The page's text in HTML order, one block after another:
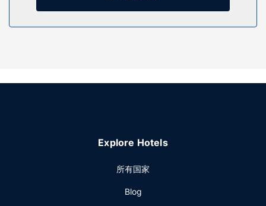
时前台服务。计划在温尼伯举办活动？这家酒店拥有 362 平方
24 小时往返机场班车是免费的。
Explore Hotels
所有国家
Blog